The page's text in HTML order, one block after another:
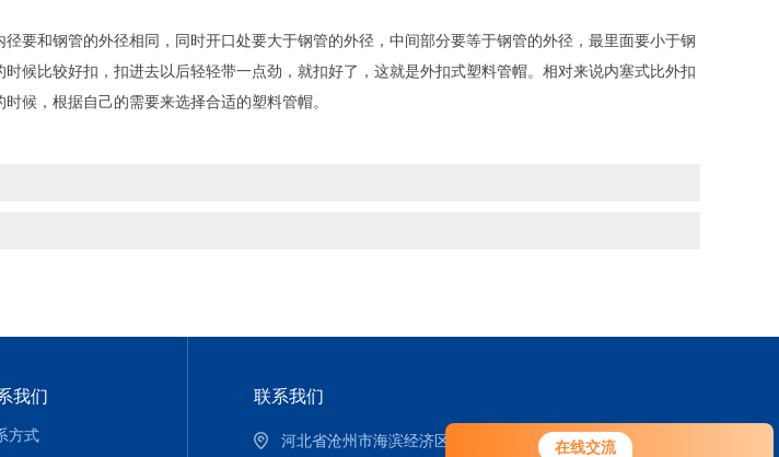
在线交流
和钢管的外径相同，同时开口处要大于钢管的外径，中间部分要等于钢管的外径，最里面要小于钢
候比较好扣，扣进去以后轻轻带一点劲，就扣好了，这就是外扣式塑料管帽。相对来说内塞式比外扣
候，根据自己的需要来选择合适的塑料管帽。
我们
方式
联系我们
河北省沧州市海滨经济区